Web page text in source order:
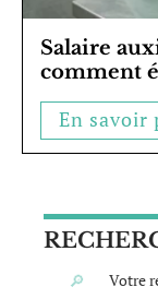
Salaire
comment
En savoir